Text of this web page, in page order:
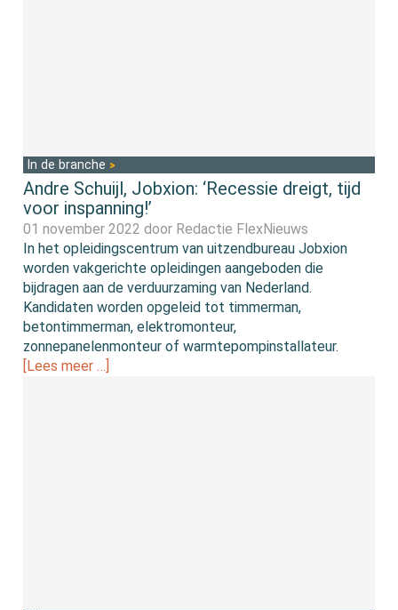
In de branche
Andre Schuijl, Jobxion: ‘Recessie dreigt, tijd
voor inspanning!’
01 november 2022 door Redactie FlexNieuws
In het opleidingscentrum van uitzendbureau Jobxion
worden vakgerichte opleidingen aangeboden die
bijdragen aan de verduurzaming van Nederland.
Kandidaten worden opgeleid tot timmerman,
betontimmerman, elektromonteur,
zonnepanelenmonteur of warmtepompinstallateur.
[Lees meer …]